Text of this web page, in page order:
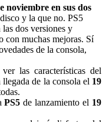
noviembre en sus dos
y la que no. PS5
las dos versiones y
con muchas mejoras. Sí
de la consola,
las características del
de la consola el 19
PS5 de lanzamiento el 19